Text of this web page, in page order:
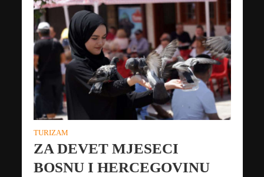
TURIZAM
ZA DEVET MJESECI
BOSNU I HERCEGOVINU